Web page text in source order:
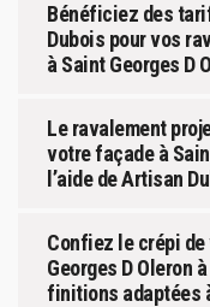
Bénéficiez des
Dubois pour vos
à Saint Georges D
Le ravalement
votre façade à
l’aide de Artisan
Confiez le crépi
Georges D Oleron
finitions adaptées